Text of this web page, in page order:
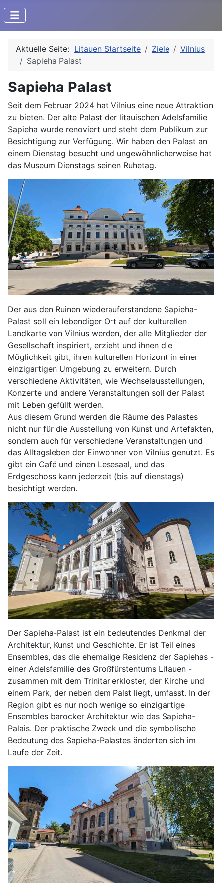
Aktuelle Seite: Litauen Startseite Ziele
Vilnius
Sapieha Palast
Sapieha Palast
Seit dem Februar 2024 hat Vilnius eine neue Attraktion
zu bieten. Der alte Palast der litauischen Adelsfamilie
Sapieha wurde renoviert und steht dem Publikum zur
Besichtigung zur Verfügung. Wir haben den Palast an
einem Dienstag besucht und ungewöhnlicherweise hat
das Museum Dienstags seinen Ruhetag.
Der aus den Ruinen wiederauferstandene Sapieha-
Palast soll ein lebendiger Ort auf der kulturellen
Landkarte von Vilnius werden, der alle Mitglieder der
Gesellschaft inspiriert, erzieht und ihnen die
Möglichkeit gibt, ihren kulturellen Horizont in einer
einzigartigen Umgebung zu erweitern. Durch
verschiedene Aktivitäten, wie Wechselausstellungen,
Konzerte und andere Veranstaltungen soll der Palast
mit Leben gefüllt werden.
Aus diesem Grund werden die Räume des Palastes
nicht nur für die Ausstellung von Kunst und Artefakten,
sondern auch für verschiedene Veranstaltungen und
das Alltagsleben der Einwohner von Vilnius genutzt. Es
gibt ein Café und einen Lesesaal, und das
Erdgeschoss kann jederzeit (bis auf dienstags)
besichtigt werden.
Der Sapieha-Palast ist ein bedeutendes Denkmal der
Architektur, Kunst und Geschichte. Er ist Teil eines
Ensembles, das die ehemalige Residenz der Sapiehas -
einer Adelsfamilie des Großfürstentums Litauen -
zusammen mit dem Trinitarierkloster, der Kirche und
einem Park, der neben dem Palst liegt, umfasst. In der
Region gibt es nur noch wenige so einzigartige
Ensembles barocker Architektur wie das Sapieha-
Palais. Der praktische Zweck und die symbolische
Bedeutung des Sapieha-Palastes änderten sich im
Laufe der Zeit.